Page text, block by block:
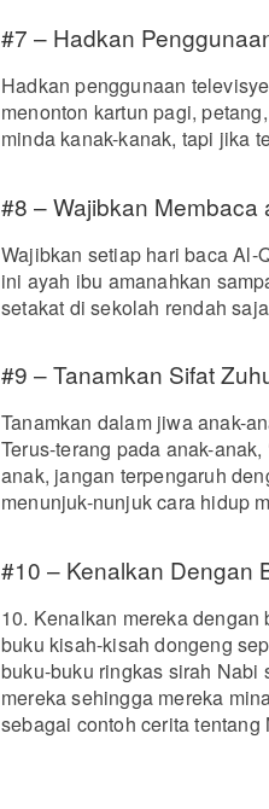
#7 – Hadkan
Hadkan penggunaan
menonton kartun pagi,
minda kanak-kanak, tapi jika
#8 – Wajibkan Membaca
Wajibkan setiap hari baca Al-
ini ayah ibu amanahkan
setakat di sekolah rendah
#9 – Tanamkan Sifat
Tanamkan dalam jiwa anak-
Terus-terang pada anak-anak,
anak, jangan terpengaruh
menunjuk-nunjuk cara hidup
#10 – Kenalkan Dengan
10. Kenalkan mereka
buku kisah-kisah dongeng
buku-buku ringkas sirah Nabi
mereka sehingga mereka
sebagai contoh cerita tentang